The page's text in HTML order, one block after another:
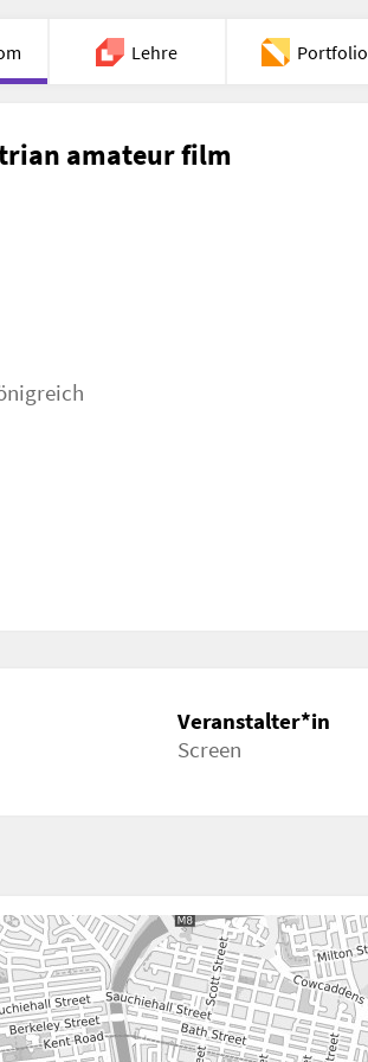
Lehre Portfolio
amateur film
Veranstalter*in
Screen